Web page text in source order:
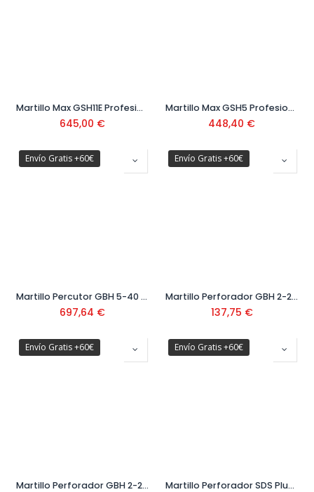
Martillo Max GSH11E Profesional 1500 W Ref: 0.611.316.703
645,00 €
Martillo Max GSH5 Profesional 1000 W Ref: 0.611.338.700
448,40 €
Envío Gratis +60€
Martillo Percutor GBH 5-40 DCE Ref. 0615A50075
697,64 €
Envío Gratis +60€
Martillo Perforador GBH 2-21 + Maletín Ref: 0611 2A6 000
137,75 €
Envío Gratis +60€
Martillo Perforador GBH 2-28 F + Maletin Ref. 0611267600
Envío Gratis +60€
Martillo Perforador SDS Plus a Batería GBH 18 V-26F Ref. 0.611.910.007